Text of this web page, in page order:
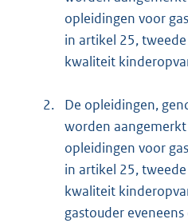
opleidingen voor
in artikel 25,
kwaliteit
2.
De opleidingen,
worden aangemerkt
opleidingen voor
in artikel 25,
kwaliteit
gastouder